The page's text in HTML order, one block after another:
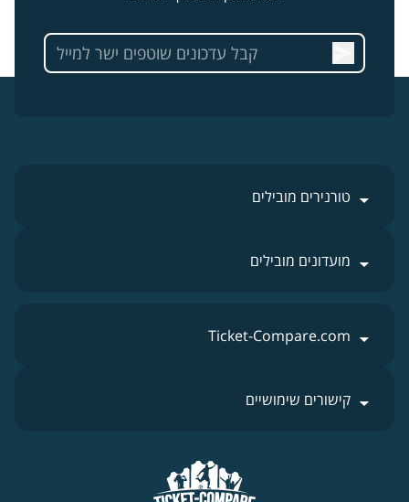
טורנירים מובילים
מועדונים מובילים
Ticket-Compare.com
קישורים שימושיים